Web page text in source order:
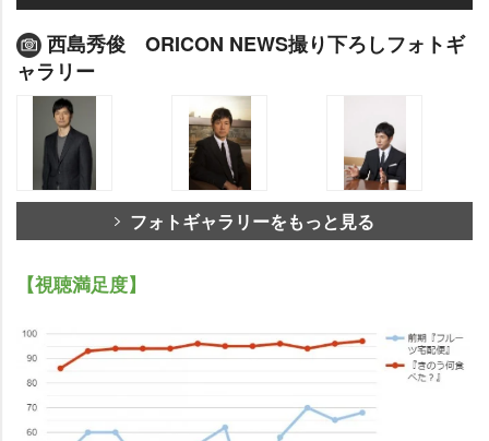
西島秀俊 ORICON NEWS撮り下ろしフォトギ
ャラリー
フォトギャラリーをもっと見る
【視聴満足度】